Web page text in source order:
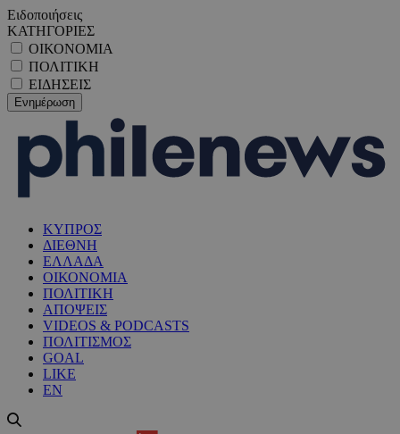
Ειδοποιήσεις
ΚΑΤΗΓΟΡΙΕΣ
ΟΙΚΟΝΟΜΙΑ
ΠΟΛΙΤΙΚΗ
ΕΙΔΗΣΕΙΣ
ΚΥΠΡΟΣ
ΔΙΕΘΝΗ
ΕΛΛΑΔΑ
ΟΙΚΟΝΟΜΙΑ
ΠΟΛΙΤΙΚΗ
ΑΠΟΨΕΙΣ
VIDEOS & PODCASTS
ΠΟΛΙΤΙΣΜΟΣ
GOAL
LIKE
EN